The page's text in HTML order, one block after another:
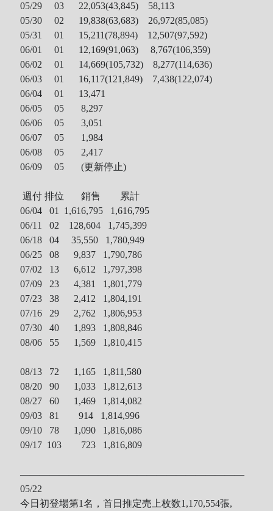
05/29 03 22,053(43,845) 58,113
05/30 02 19,838(63,683) 26,972(85,085)
05/31 01 15,211(78,894) 12,507(97,592)
06/01 01 12,169(91,063) 8,767(106,359)
06/02 01 14,669(105,732) 8,277(114,636)
06/03 01 16,117(121,849) 7,438(122,074)
06/04 01 13,471
06/05 05 8,297
06/06 05 3,051
06/07 05 1,984
06/08 05 2,417
06/09 05 (更新停止)
週付 排位 銷售 累計
06/04 01 1,616,795 1,616,795
06/11 02 128,604 1,745,399
06/18 0435,550 1,780,949
06/25 089,837 1,790,786
07/02 13 6,612 1,797,398
07/09 23 4,381 1,801,779
07/23 38 2,412 1,804,191
07/16 29 2,762 1,806,953
07/30 40 1,893 1,808,846
08/06 55 1,569 1,810,415
08/13 72 1,165 1,811,580
08/20 90 1,033 1,812,613
08/27 60 1,469 1,814,082
09/03 81 914 1,814,996
09/10 78 1,090 1,816,086
09/17 103 723 1,816,809
———————————————————————
05/22
今日初登場第1名，首日推定売上枚数1,170,554張,